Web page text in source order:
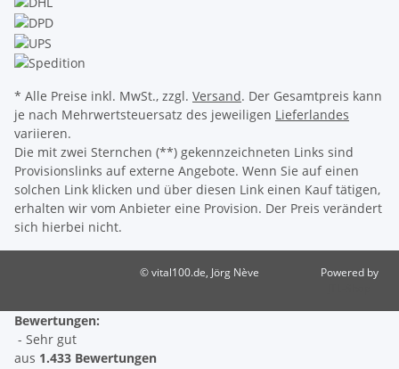
* Alle Preise inkl. MwSt., zzgl. Versand. Der Gesamtpreis kann
je nach Mehrwertsteuersatz des jeweiligen Lieferlandes
variieren.
Die mit zwei Sternchen (**) gekennzeichneten Links sind
Provisionslinks auf externe Angebote. Wenn Sie auf einen
solchen Link klicken und über diesen Link einen Kauf tätigen,
erhalten wir vom Anbieter eine Provision. Der Preis verändert
sich hierbei nicht.
© vital100.de, Jörg Nève
Powered by
Bewertungen:
- Sehr gut
aus 1.433 Bewertungen